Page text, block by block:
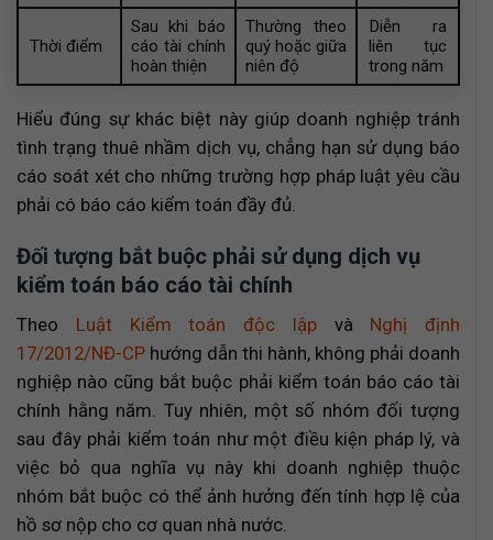
Thời điểm
Sau khi báo
cáo tài chính
hoàn thiện
Thường theo
quý hoặc giữa
niên độ
Diễn ra
liên tục
trong năm
Hiểu đúng sự khác biệt này giúp doanh nghiệp tránh
tình trạng thuê nhầm dịch vụ, chẳng hạn sử dụng báo
cáo soát xét cho những trường hợp pháp luật yêu cầu
phải có báo cáo kiểm toán đầy đủ.
Đối tượng bắt buộc phải sử dụng dịch vụ
kiểm toán báo cáo tài chính
Theo Luật Kiểm toán độc lậpvà Nghị định
17/2012/NĐ-CP hướng dẫn thi hành, không phải doanh
nghiệp nào cũng bắt buộc phải kiểm toán báo cáo tài
chính hằng năm. Tuy nhiên, một số nhóm đối tượng
sau đây phải kiểm toán như một điều kiện pháp lý, và
việc bỏ qua nghĩa vụ này khi doanh nghiệp thuộc
nhóm bắt buộc có thể ảnh hưởng đến tính hợp lệ của
hồ sơ nộp cho cơ quan nhà nước.